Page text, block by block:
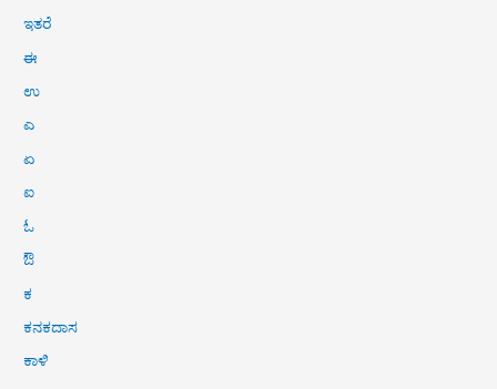
ಇತರೆ
ಈ
ಉ
ಎ
ಏ
ಐ
ಓ
ಔ
ಕ
ಕನಕದಾಸ
ಕಾಳಿ